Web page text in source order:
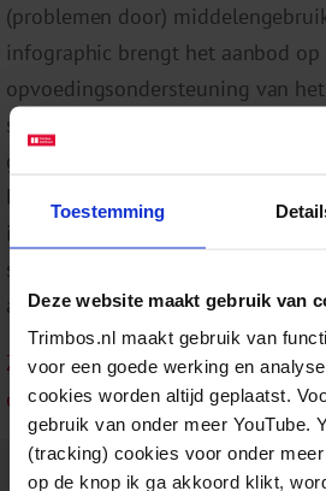
Toestemming
Deze website maakt gebruik van
Trimbos.nl maakt gebruik van
voor een goede werking en
cookies worden altijd geplaatst.
gebruik van onder meer YouTube.
(tracking) cookies voor onder
op de knop ik ga akkoord klikt,
(problemen door)
infographic brengt het aanbod
opvoedingsondersteuning van
samenwerkingspartners in kaart.
gelijknamige position paper en
landelijk, regionaal en lokaal
in te richten en bijbehorende
samenwerking en toeleiding. Het
achtergrondinformatie over de
Zie ook: Position paper Naar een
ouders op middelenpreventie
Download: